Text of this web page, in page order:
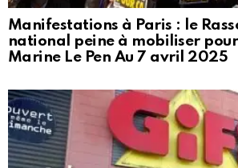
Manifestations à Paris : le
national peine à mobiliser
Marine Le Pen Au 7 avril 2025